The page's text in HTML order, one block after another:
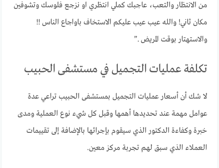
من الانتظار والتعب، عاجبك كملي انتظري او نزجع فلوسك وتشوفين
مكان ثاني! والله عيب عيب عليكم الاستخاف باواجاع الناس !!
والاستهتار بوقت المريض .”
تكلفة عمليات التجميل في مستشفى الحبيب
لا شك أن أسعار عمليات التجميل بمستشفى الحبيب تراعي عدة
عوامل مهمة عند تحديدها أهمها وقبل كل شيء نوع العملية ومدى
خبرة وكفاءة الدكتور الذي سيقوم بإجرائها بالإضافة إلى تقييمات
العملاء الذي سبق لهم تجربة مركز معين.